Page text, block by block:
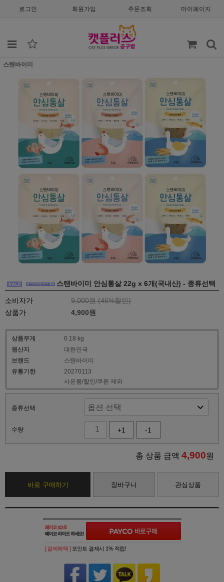
로그인 회원가입 주문조회 마이페이지
스탠바이미
스탠바이미 안심통살 22g x 6개(국내산) - 종류선택
소비자가 9,000원 (46%할인)
상품가
4,900원
상품무게
0.18 kg
원산지
대한민국
브랜드
스탠바이미
유통기한
20270113
사은품/할인/쿠폰 제외
종류선택
수량 +1 -1
총 상품 금액 4,900원
바로 구매하기 장바구니 관심상품
[ 결제혜택 ] 포인트 결제시 1% 적립!